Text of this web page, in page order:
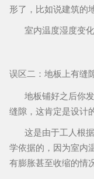
形了，比如说建筑的
室内温度湿度变
误区二 ：地板上有缝
地板铺好之后你
缝隙，这肯定是设计
这是由于工人根
学依据的，因为室内
有膨胀甚至收缩的情